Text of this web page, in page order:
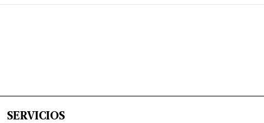
SERVICIOS